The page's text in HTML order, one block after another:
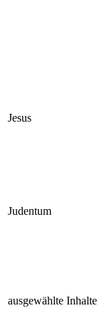
Jesus
Judentum
ausgewählte Inhalte